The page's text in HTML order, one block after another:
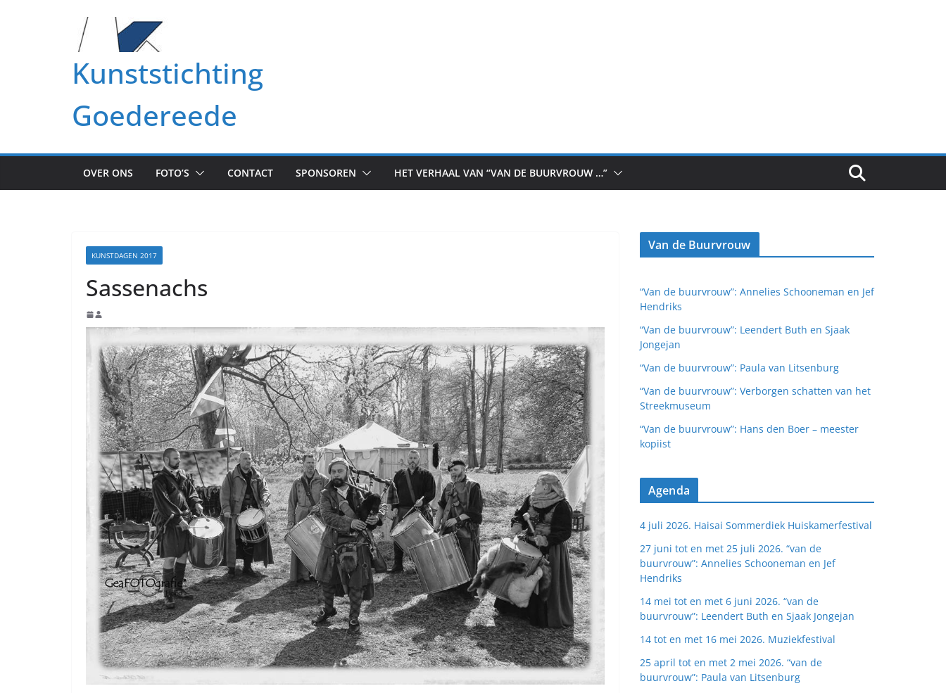
Kunststichting
Goedereede
OVER ONS FOTO’S CONTACT SPONSOREN HET VERHAAL VAN “VAN DE BUURVROUW …”
KUNSTDAGEN 2017
Sassenachs
Van de Buurvrouw
“Van de buurvrouw”: Annelies Schooneman en Jef
Hendriks
“Van de buurvrouw”: Leendert Buth en Sjaak
Jongejan
“Van de buurvrouw”: Paula van Litsenburg
“Van de buurvrouw”: Verborgen schatten van het
Streekmuseum
“Van de buurvrouw”: Hans den Boer – meester
kopiist
Agenda
4 juli 2026. Haisai Sommerdiek Huiskamerfestival
27 juni tot en met 25 juli 2026. “van de
buurvrouw”: Annelies Schooneman en Jef
Hendriks
14 mei tot en met 6 juni 2026. “van de
buurvrouw”: Leendert Buth en Sjaak Jongejan
14 tot en met 16 mei 2026. Muziekfestival
25 april tot en met 2 mei 2026. “van de
buurvrouw”: Paula van Litsenburg